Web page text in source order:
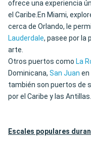
ofrece una experiencia
el Caribe.En Miami,
cerca de Orlando, le
Lauderdale, pasee por la
arte.
Otros puertos como La
Dominicana, San Juan en
también son puertos de
por el Caribe y las Antillas.
Escales populares